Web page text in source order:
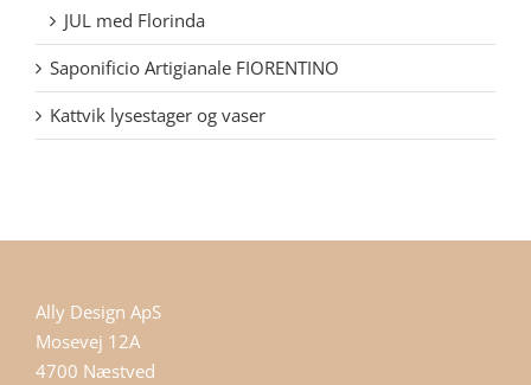
JUL med Florinda
Saponificio Artigianale FIORENTINO
Kattvik lysestager og vaser
Ally Design ApS
Mosevej 12A
4700 Næstved